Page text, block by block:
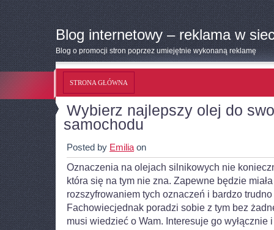
Blog internetowy – reklama w
Blog o promocji stron poprzez umiejętnie wykonaną reklamę
STRONA GŁÓWNA
Wybierz najlepszy olej do
samochodu
Posted by Emilia on
Oznaczenia na olejach silnikowych nie
która się na tym nie zna. Zapewne będzie
rozszyfrowaniem tych oznaczeń i bardzo
Fachowiecjednak poradzi sobie z tym bez
musi wiedzieć o Wam. Interesuje go wyłącznie